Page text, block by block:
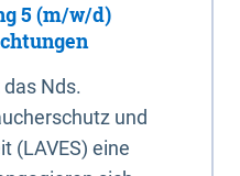
5 (m/w/d)
Nds.
und
(LAVES) eine